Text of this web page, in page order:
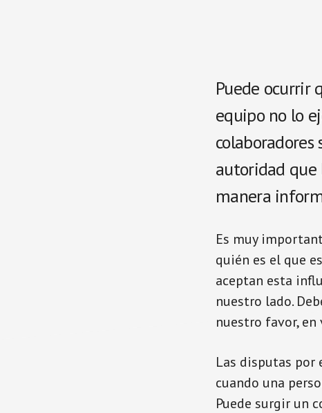
Puede ocurrir
equipo no lo
autoridad que
manera
Es muy
quién es el que
aceptan esta
nuestro lado.
nuestro favor,
Las disputas por
cuando una
Puede surgir un